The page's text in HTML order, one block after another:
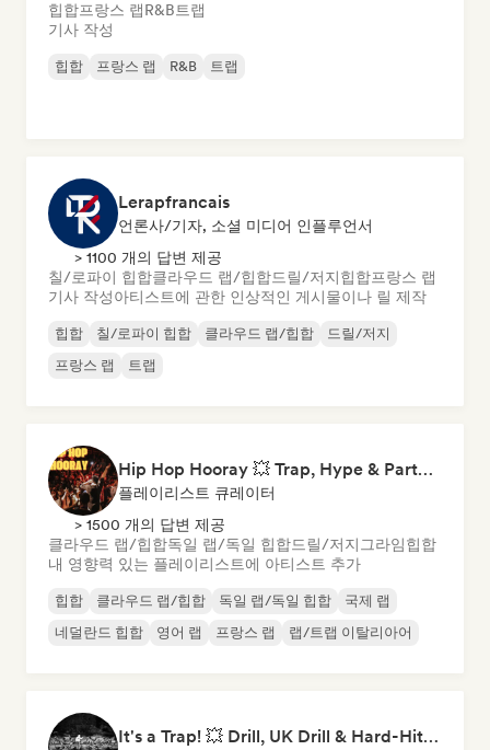
힙합프랑스 랩R&B트랩
기사 작성
힙합 프랑스 랩 R&B 트랩
Lerapfrancais
언론사/기자, 소셜 미디어 인플루언서
> 1100 개의 답변 제공
칠/로파이 힙합클라우드 랩/힙합드릴/저지힙합프랑스 랩
기사 작성아티스트에 관한 인상적인 게시물이나 릴 제작
힙합 칠/로파이 힙합 클라우드 랩/힙합
드릴/저지
프랑스 랩
트랩
Hip Hop Hooray 💥 Trap, Hype & Party Rap Bangers
플레이리스트 큐레이터
> 1500 개의 답변 제공
클라우드 랩/힙합독일 랩/독일 힙합드릴/저지 그라임힙합
내 영향력 있는 플레이리스트에 아티스트 추가
힙합 클라우드 랩/힙합 독일 랩/독일 힙합
국제 랩
네덜란드 힙합
영어 랩 프랑스 랩 랩/트랩 이탈리아어
It's a Trap! 💥 Drill, UK Drill & Hard-Hitting Trap